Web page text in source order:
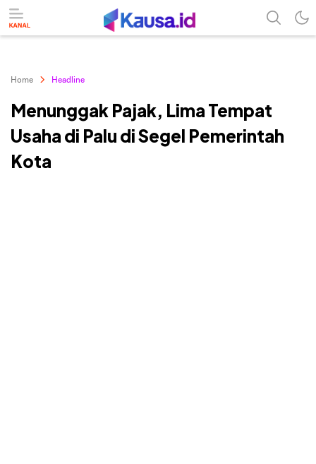
Home Headline
Menunggak Pajak, Lima Tempat
Usaha di Palu di Segel Pemerintah
Kota